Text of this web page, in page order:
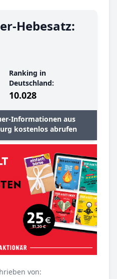
Hebesatz:
Ranking in
Deutschland:
10.028
Informationen aus
kostenlos abrufen
von: